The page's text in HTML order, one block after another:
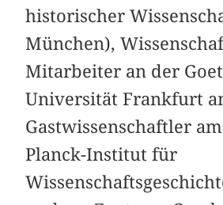
historischer
München),
Mitarbeiter an der
Universität Frankfurt
Gastwissenschaftler
Planck-Institut für